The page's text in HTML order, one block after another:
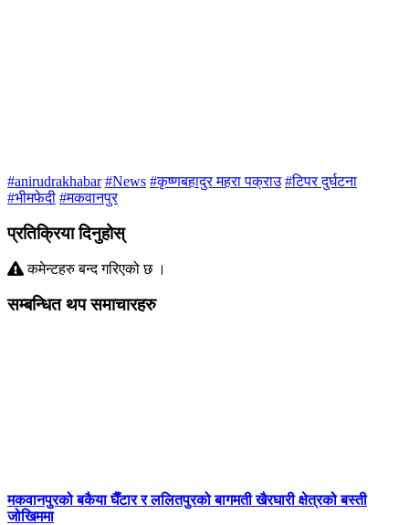
#anirudrakhabar #News #कृष्णबहादुर महरा पक्राउ #टिपर दुर्घटना
#भीमफेदी #मकवानपुर
प्रतिक्रिया दिनुहोस्
कमेन्टहरु बन्द गरिएको छ ।
सम्बन्धित थप समाचारहरु
मकवानपुरको बकैया घैँटार र ललितपुरको बागमती खैरघारी क्षेत्रको बस्ती
जोखिममा